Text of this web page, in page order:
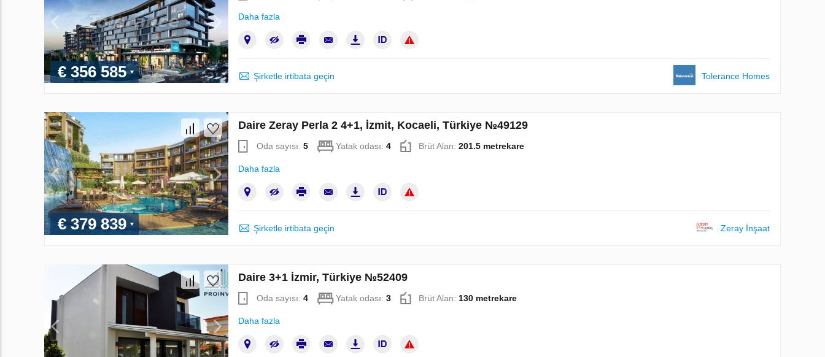
€ 356 585
Daha fazla
Şirketle irtibata geçin Tolerance Homes
€ 379 839
Daire Zeray Perla 2 4+1, İzmit, Kocaeli, Türkiye №49129
Oda sayısı: 5 Yatak odası: 4 Brüt Alan: 201.5 metrekare
Daha fazla
Şirketle irtibata geçin Zeray İnşaat
Daire 3+1 İzmir, Türkiye №52409
Oda sayısı: 4 Yatak odası: 3 Brüt Alan: 130 metrekare
Daha fazla